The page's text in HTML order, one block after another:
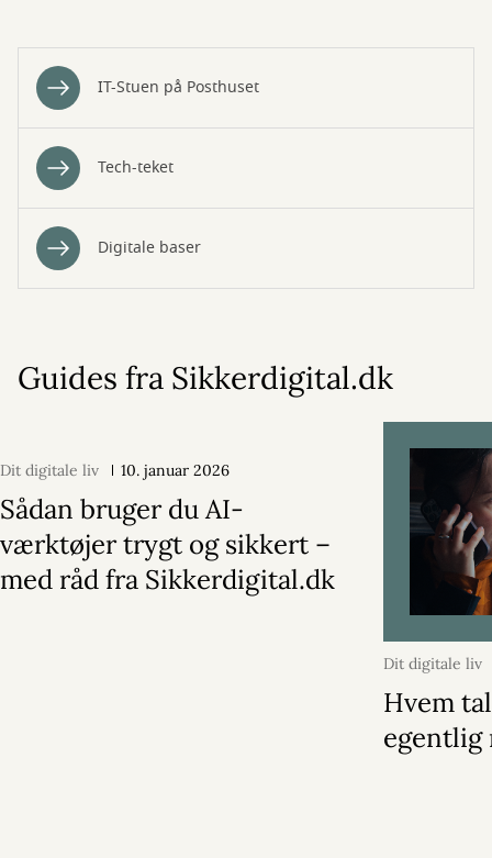
IT-Stuen på Posthuset
Tech-teket
Digitale baser
Guides fra Sikkerdigital.dk
Dit digitale liv 10. januar 2026
Sådan bruger du AI-
værktøjer trygt og sikkert –
med råd fra Sikkerdigital.dk
Dit digitale liv
2025
Hvem
egentlig